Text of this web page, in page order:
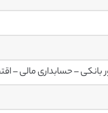
– حسابداری مالی –